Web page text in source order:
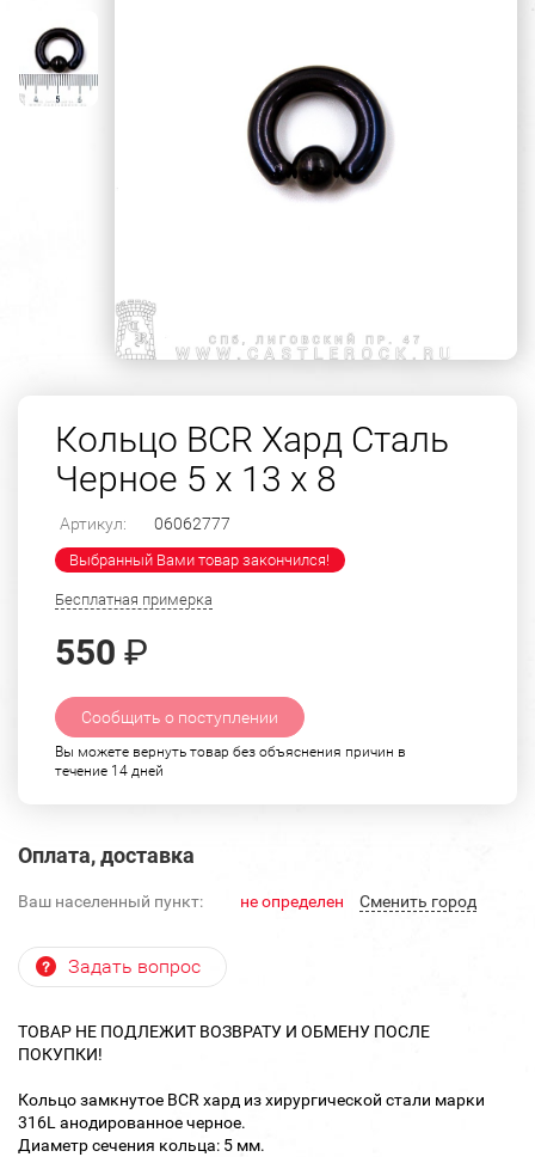
Кольцо BCR Хард Сталь
Черное 5 х 13 х 8
Артикул: 06062777
Выбранный Вами товар закончился!
Бесплатная примерка
550 ₽
Сообщить о поступлении
Вы можете вернуть товар без объяснения причин в
течение 14 дней
Оплата, доставка
Ваш населенный пункт: не определен Cменить город
Задать вопрос
ТОВАР НЕ ПОДЛЕЖИТ ВОЗВРАТУ И ОБМЕНУ ПОСЛЕ
ПОКУПКИ!
Кольцо замкнутое BCR хард из хирургической стали марки
316L анодированное черное.
Диаметр сечения кольца: 5 мм.